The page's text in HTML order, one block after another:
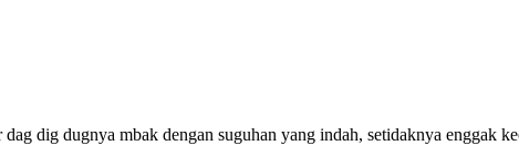
dig dugnya mbak dengan suguhan yang indah, setidaknya enggak